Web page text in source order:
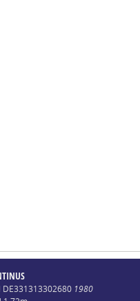
DE331313302680 1980